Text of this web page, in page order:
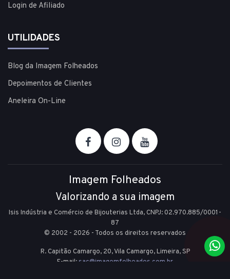
Login de Afiliado
UTILIDADES
Blog da Imagem Folheados
Depoimentos de Clientes
Aneleira On-Line
Imagem Folheados
Valorizando a sua imagem
Isis Indústria e Comércio de Bijouterias Ltda, CNPJ: 02.970.885/0001-
87
© 2002 - 2026 - Todos os direitos reservados
R. Capitão Camargo, 20, Vila Camargo,Limeira,SP
E-mail: sac@imagemfolheados.com.br